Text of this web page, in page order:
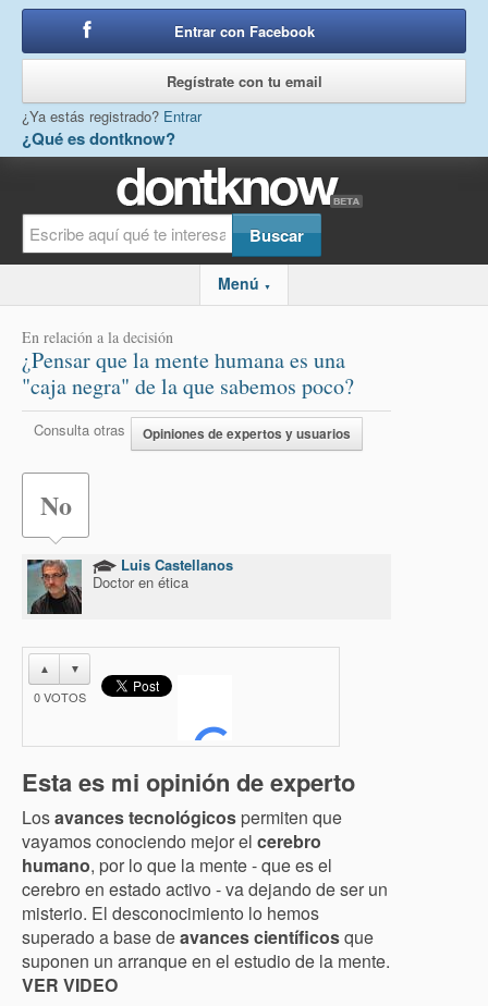
¿Qué es dontknow?
Entrar con Facebook
Regístrate con tu email
¿Ya estás registrado? Entrar
Menú ▼
En relación a la decisión
¿Pensar que la mente humana es una
"caja negra" de la que sabemos poco?
Consulta otras Opiniones de expertos y usuarios
No
Luis Castellanos
Doctor en ética
▲ ▼
0VOTOS
Esta es mi opinión de experto
Losavances tecnológicos permiten que
vayamos conociendo mejor el cerebro
humano, por lo que la mente - que es el
cerebro en estado activo - va dejando de ser un
misterio. El desconocimiento lo hemos
superado a base deavances científicosque
suponen un arranque en el estudio de la mente.
VER VIDEO